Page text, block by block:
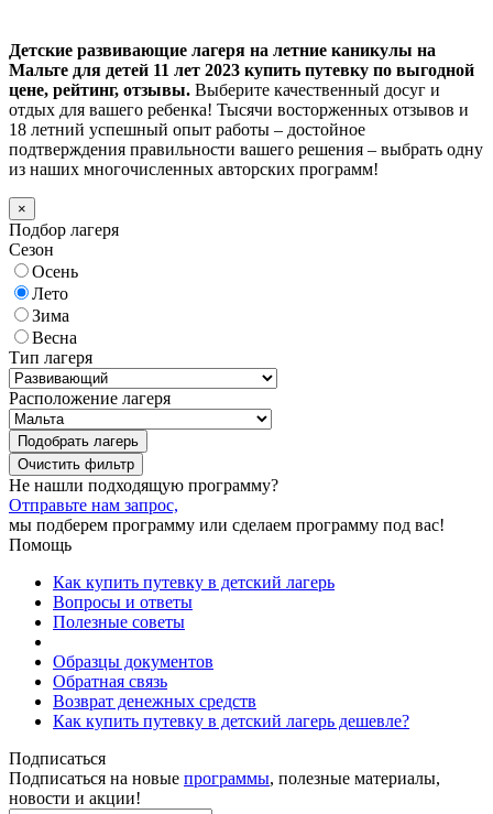
Детские развивающие лагеря на летние каникулы на
Мальте для детей 11 лет 2023 купить путевку по выгодной
цене, рейтинг, отзывы. Выберите качественный досуг и
отдых для вашего ребенка! Тысячи восторженных отзывов и
18 летний успешный опыт работы – достойное
подтверждения правильности вашего решения – выбрать одну
из наших многочисленных авторских программ!
×
Подбор лагеря
Сезон
Осень
Лето
Зима
Весна
Тип лагеря
Расположение лагеря
Подобрать лагерь
Не нашли подходящую программу?
Отправьте нам запрос,
мы подберем программу или сделаем программу под вас!
Помощь
Как купить путевку в детский лагерь
Вопросы и ответы
Полезные советы
Образцы документов
Обратная связь
Возврат денежных средств
Как купить путевку в детский лагерь дешевле?
Подписаться
Подписаться на новые программы, полезные материалы,
новости и акции!